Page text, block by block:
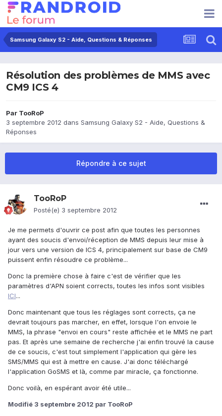
Samsung Galaxy S2 - Aide, Questions & Réponses
Résolution des problèmes de MMS avec
CM9 ICS 4
Par TooRoP
3 septembre 2012 dans Samsung Galaxy S2 - Aide, Questions &
Réponses
Répondre à ce sujet
TooRoP
Posté(e) 3 septembre 2012
Je me permets d'ouvrir ce post afin que toutes les personnes
ayant des soucis d'envoi/réception de MMS depuis leur mise à
jour vers une version de ICS 4, principalement sur base de CM9
puissent enfin résoudre ce problème...
Donc la première chose à faire c'est de vérifier que les
paramètres d'APN soient corrects, toutes les infos sont visibles
ICI...
Donc maintenant que tous les réglages sont corrects, ça ne
devrait toujours pas marcher, en effet, lorsque l'on envoie le
MMS, la phrase "envoi en cours" reste affichée et le MMS ne part
pas. Et après une semaine de recherche j'ai enfin trouvé la cause
de ce soucis, c'est tout simplement l'application qui gère les
SMS/MMS qui est à mettre en cause. J'ai donc téléchargé
l'application GoSMS et là, comme par miracle, ça fonctionne.
Donc voilà, en espérant avoir été utile...
Modifié 3 septembre 2012 par TooRoP